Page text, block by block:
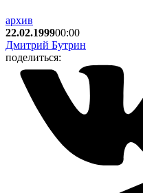
архив
22.02.199900:00
Дмитрий Бутрин
поделиться: